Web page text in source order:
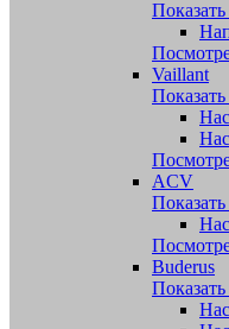
Vaillant
ACV
Buderus